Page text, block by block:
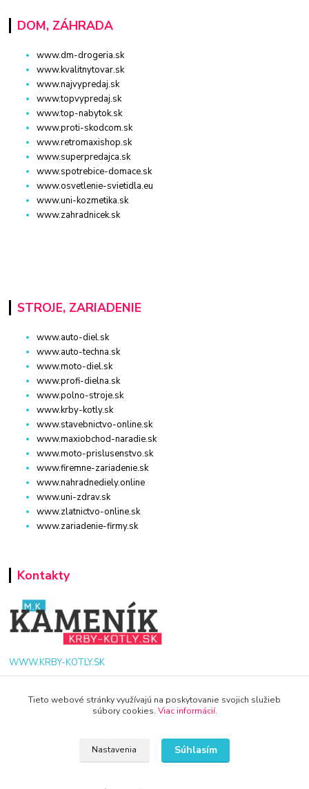
DOM, ZÁHRADA
www.dm-drogeria.sk
www.kvalitnytovar.sk
www.najvypredaj.sk
www.topvypredaj.sk
www.top-nabytok.sk
www.proti-skodcom.sk
www.retromaxishop.sk
www.superpredajca.sk
www.spotrebice-domace.sk
www.osvetlenie-svietidla.eu
www.uni-kozmetika.sk
www.zahradnicek.sk
STROJE, ZARIADENIE
www.auto-diel.sk
www.auto-techna.sk
www.moto-diel.sk
www.profi-dielna.sk
www.polno-stroje.sk
www.krby-kotly.sk
www.stavebnictvo-online.sk
www.maxiobchod-naradie.sk
www.moto-prislusenstvo.sk
www.firemne-zariadenie.sk
www.nahradnediely.online
www.uni-zdrav.sk
www.zlatnictvo-online.sk
www.zariadenie-firmy.sk
Kontakty
WWW.KRBY-KOTLY.SK
Tieto webové stránky využívajú na poskytovanie svojich služieb
súbory cookies. Viac informácií.
Nastavenia Súhlasím